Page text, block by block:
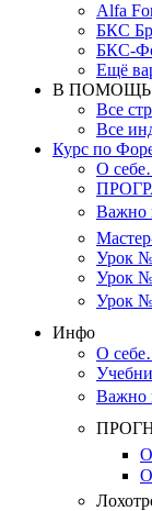
Alfa
БКС
БКС-
Ещё
В ПОМОЩЬ
Все
Все
Курс по
О
Важно
Урок
Урок
Урок
Инфо
О
Важно